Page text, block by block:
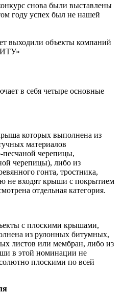
снова были выставлены
году успех был не нашей
выходили объекты компаний
в себя четыре основные
которых выполнена из
материалов
песчаной черепицы,
черепицы), либо из
гонта, тростника,
не входят крыши с покрытием
отдельная категория.
с плоскими крышами,
из рулонных битумных,
листов или мембран, либо из
в этой номинации не
плоскими по всей